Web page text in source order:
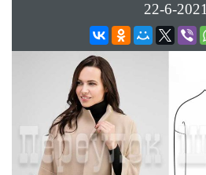
22-6-2021